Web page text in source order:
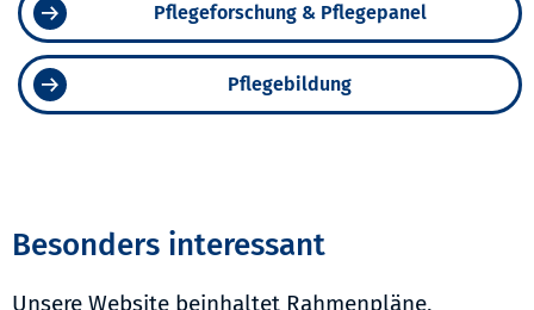
Pflegeforschung & Pflegepanel
Pflegebildung
Besonders interessant
Unsere Website beinhaltet Rahmenpläne,